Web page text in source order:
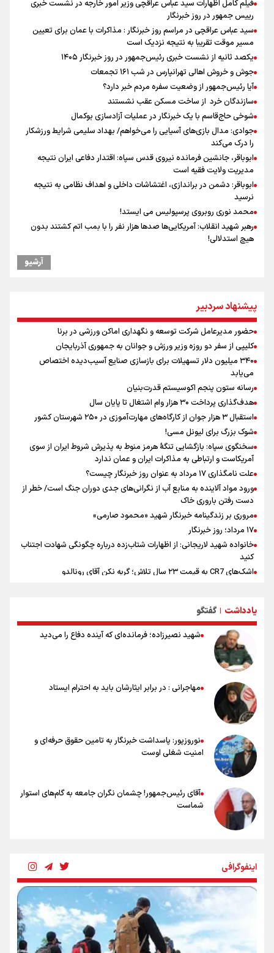
فیلم کامل اظهارات سید عباس عراقچی وزیر امور خارجه در نشست خبری
رییس جمهور در روز خبرنگار
سید عباس عراقچی در مراسم روز خبرنگار : مذاکرات با عمان برای تعیین
مسیر موقت تقریبا به نتیجه نزدیک است
یکصد ثانیه از نشست خبری رئیس‌جمهور در روز خبرنگار ۱۴۰۵
جوش و خروش اهالی تهرانپارس در شب ۱۶۱ تجمعات
آیا رئیس‌جمهور از وضعیت سفره مردم خبر دارد؟
سازندگان خرد از ساخت مسکن عقب نشستند
شوخی حاج‌قاسم با یک خبرنگار در عملیات آزادسازی بوکمال
جوادی: مدال بازی‌های آسیایی را می‌خواهم/ بهداد سلیمی شرایط ورزشکار
را درک می‌کند
ابوباقر، جانشین فرمانده نیروی قدس سپاه: اقتدار دفاعی ایران نتیجه
مدیریت ولایت فقیه است
ابوباقر: دشمن در براندازی، اغتشاشات داخلی و اهداف نظامی به نتیجه
نرسید
محمد نوری روبروی پرسپولیس می ایستد!
رهبر شهید انقلاب: آمریکایی‌ها صدها هزار نفر را با بمب اتم کشتند بدون
هیچ استدلالی!
آمریکاست و ارتباطی به مذاکرات ایران و عمان ندارد
ونس: در حال کار بر روی ایجاد یک سیستم ناوبری امن هستیم
علی‌نژاد در مراسم انجمن ورزشی نویسان در روز خبرنگار : رسانه‌های خبری
در سال گذشته تا به امروز اتفاقات بزرگی را رقم زدند
سیدمناف هاشمی در مراسم انجمن ورزشی نویسان : قدردان زحمات اهالی
رسانه به ویژه ورزشی نویسان هستیم
نشست استاندار فارس با خبرنگاران
آرشیو
پیشنهاد سردبیر
حضور مدیرعامل شرکت توسعه و نگهداری اماکن ورزشی در برنا
کلیپی از سفر دو روزه وزیر ورزش و جوانان به جمهوری آذربایجان
۳۴۰ میلیون دلار تسهیلات برای بازسازی صنایع آسیب‌دیده اختصاص
می‌یابد
رسانه ستون پنجم اکوسیستم قدرت‌بنیان
هدف‌گذاری پرداخت ۳۰ هزار وام اشتغال تا پایان سال
استقبال ۳ هزار جوان از کارگاه‌های مهارت‌آموزی در ۲۵۰ شهرستان کشور
شوک بزرگ برای لیونل مسی!
سخنگوی سپاه: بازگشایی تنگۀ هرمز منوط به پذیرش شروط ایران از سوی
آمریکاست و ارتباطی به مذاکرات ایران و عمان ندارد
علت نامگذاری ۱۷ مرداد به عنوان روز خبرنگار چیست؟
ورود مواد آلاینده به منابع آب از نگرانی‌های جدی دوران جنگ است/ خطر از
دست رفتن باروری خاک
مروری بر زندگینامه خبرنگار شهید «محمود صارمی»
۱۷ مرداد؛ روز خبرنگار
خانواده شهید لاریجانی: از اظهارات شتاب‌زده درباره چگونگی شهادت اجتناب
کنید
اشک‌های CR7 به قیمت ۲۳ سال تلاش؛ گریه نکن آقای رونالدو
تلاش مدام برای زنده نگه داشتن هنر ایرانی
نصرتی: پاسخ بیرانوند سنخیتی با صحبت‌های علی دایی نداشت/
ملی‌پوشان نباید از خودشان تعریف کنند!
خلعتبری: جای دو سه نفر در جام جهانی خالی بود/ تیم ملی نیاز به تغییر
نسل دارد/ دوست دارم آرژانتین قهرمان شود
شاهرخی: اندازه داشته‌هایمان از بازار جام جهانی برداشت کردیم/ دودستی
سرنوشت صعود را به تیم‌های دیگر سپردیم
عالمی: جام جهانی از مرحله حذفی جان گرفت/ درباره شیوه بازی تیم ملی
نقد وجود دارد
یادداشت | گفتگو
شهید نصیرزاده؛ فرمانده‌ای که آینده دفاع را می‌دید
مهاجرانی : در برابر ایثارشان باید به احترام ایستاد
نوروزپور: پاسداشت خبرنگار به تامین حقوق حرفه‌ای و
امنیت شغلی اوست
آقای رئیس‌جمهور! چشمان نگران جامعه به گام‌های استوار
شماست
بنزین؛ تدبیری برای حفظ امنیت انرژی
اینفوگرافی